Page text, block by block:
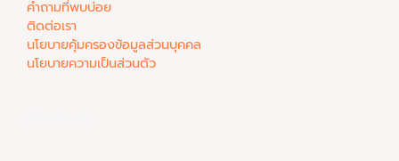
คำถามที่พบบ่อย
ติดต่อเรา
นโยบายคุ้มครองข้อมูลส่วนบุคคล
นโยบายความเป็นส่วนตัว